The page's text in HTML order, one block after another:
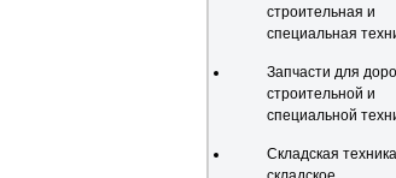
строительная и
специальная
Запчасти для
строительной и
специальной
Складская